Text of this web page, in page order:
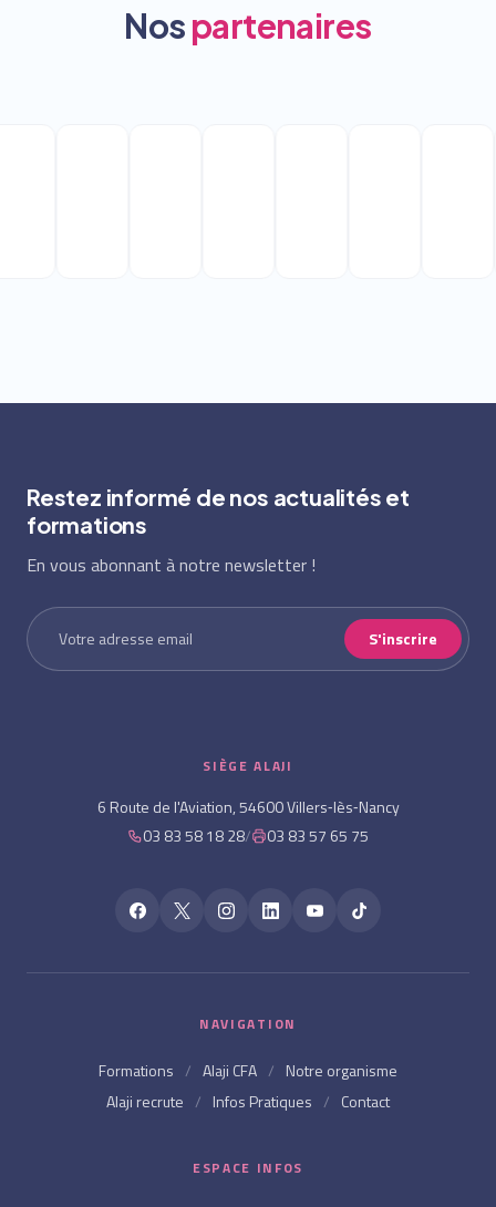
Nospartenaires
Restez informé de nos actualités et
formations
En vous abonnant à notre newsletter !
S'inscrire
SIÈGE ALAJI
6 Route de l'Aviation, 54600 Villers‑lès‑Nancy
03 83 58 18 28/ 03 83 57 65 75
NAVIGATION
Formations / Alaji CFA / Notre organisme
Alaji recrute / Infos Pratiques / Contact
ESPACE INFOS